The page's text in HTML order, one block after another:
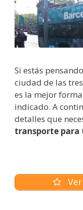
Si estás
ciudad de las
es la mejor
indicado. A
detalles que
transporte para